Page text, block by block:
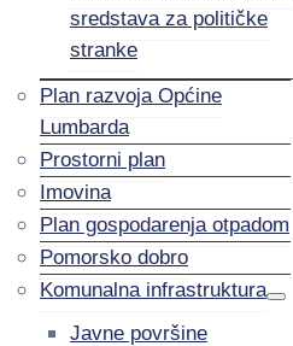
sredstava za političke
stranke
Plan razvoja Općine
Lumbarda
Prostorni plan
Imovina
Plan gospodarenja otpadom
Pomorsko dobro
Komunalna infrastruktura
Javne površine